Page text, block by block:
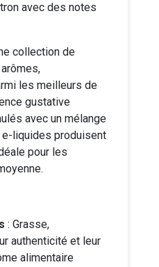
avec des notes
collection de
les meilleurs de
gustative
avec un mélange
e-liquides produisent
pour les
: Grasse,
authenticité et leur
alimentaire